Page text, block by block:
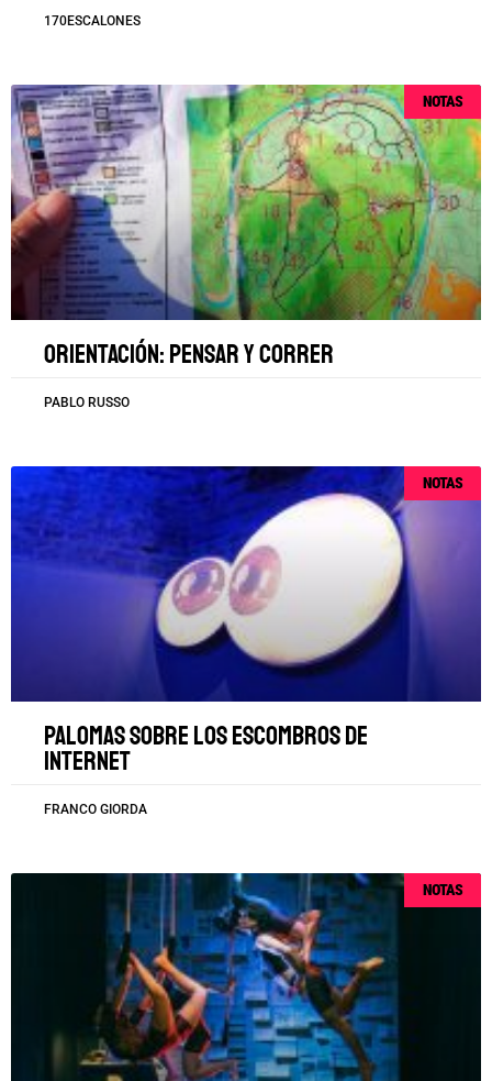
170ESCALONES
NOTAS
Orientación: pensar y correr
PABLO RUSSO
NOTAS
Palomas sobre los escombros de
internet
FRANCO GIORDA
NOTAS